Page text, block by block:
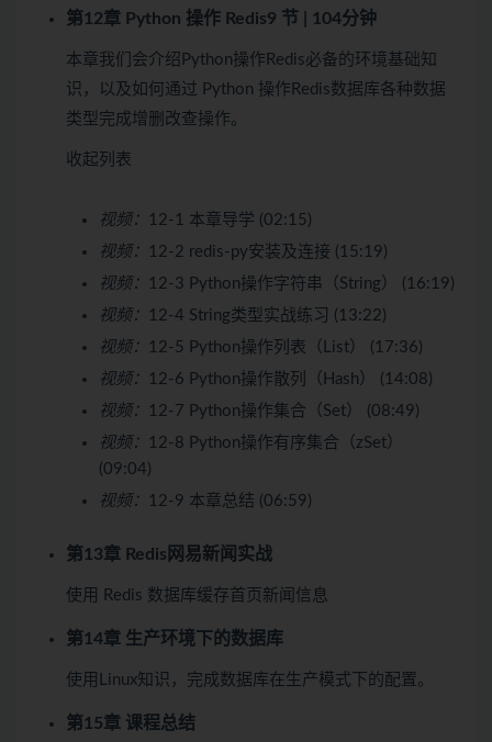
第12章 Python 操作 Redis9 节 | 104分钟
本章我们会介绍Python操作Redis必备的环境基础知
识，以及如何通过 Python 操作Redis数据库各种数据
类型完成增删改查操作。
收起列表
视频：
12-1 本章导学 (02:15)
视频：
12-2 redis-py安装及连接 (15:19)
视频：
12-3 Python操作字符串（String） (16:19)
视频：
12-4 String类型实战练习 (13:22)
视频：
12-5 Python操作列表（List） (17:36)
视频：
12-6 Python操作散列（Hash） (14:08)
视频：
12-7 Python操作集合（Set） (08:49)
视频：
12-8 Python操作有序集合（zSet）
(09:04)
视频：
12-9 本章总结 (06:59)
第13章 Redis网易新闻实战
使用 Redis 数据库缓存首页新闻信息
第14章 生产环境下的数据库
使用Linux知识，完成数据库在生产模式下的配置。
第15章 课程总结